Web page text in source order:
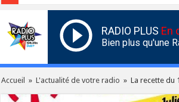
RADIO PLUS En
Bien plus qu'une
Accueil » L'actualité de votre radio » La recette du